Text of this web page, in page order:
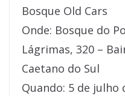
Bosque Old Cars
Onde: Bosque do
Lágrimas, 320 –
Caetano do Sul
Quando: 5 de julho